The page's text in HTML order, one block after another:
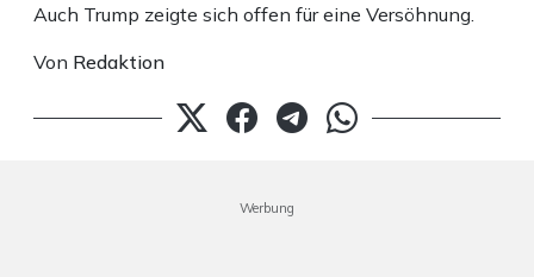
Auch Trump zeigte sich offen für eine Versöhnung.
Von Redaktion
Werbung